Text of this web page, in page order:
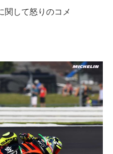
関して怒りのコメ